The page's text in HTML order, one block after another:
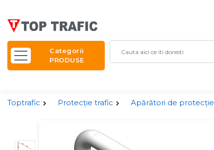
Categorii
PRODUSE
Toptrafic Protecție trafic Apărători de protecție